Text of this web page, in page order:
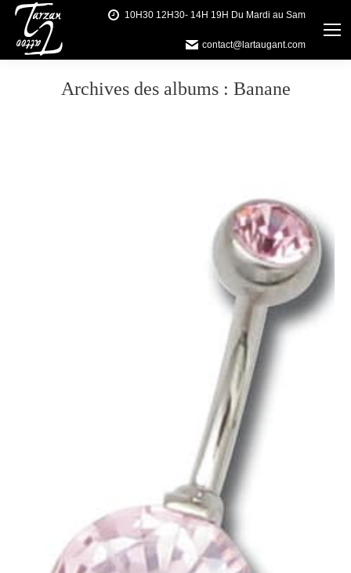
10H30 12H30- 14H 19H Du Mardi au Sam
contact@lartaugant.com
Archives des albums : Banane